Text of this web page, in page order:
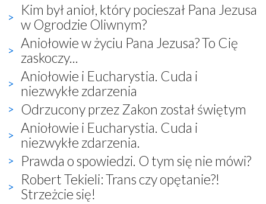
Kim był anioł, który pocieszał Pana Jezusa
w Ogrodzie Oliwnym?
Aniołowie w życiu Pana Jezusa? To Cię
zaskoczy...
Aniołowie i Eucharystia. Cuda i
niezwykłe zdarzenia
Odrzucony przez Zakon został świętym
Aniołowie i Eucharystia. Cuda i
niezwykłe zdarzenia.
Prawda o spowiedzi. O tym się nie mówi?
Robert Tekieli: Trans czy opętanie?!
Strzeżcie się!